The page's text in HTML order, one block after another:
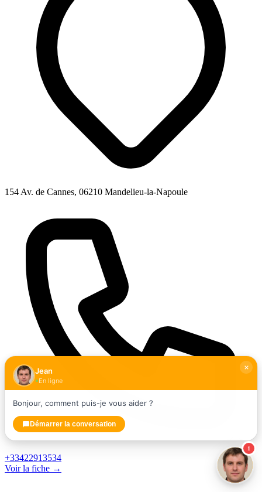
154 Av. de Cannes, 06210 Mandelieu-la-Napoule
+33422913534
Voir la fiche →
1
Jean
En ligne
Bonjour, comment puis-je vous aider ?
Démarrer la conversation